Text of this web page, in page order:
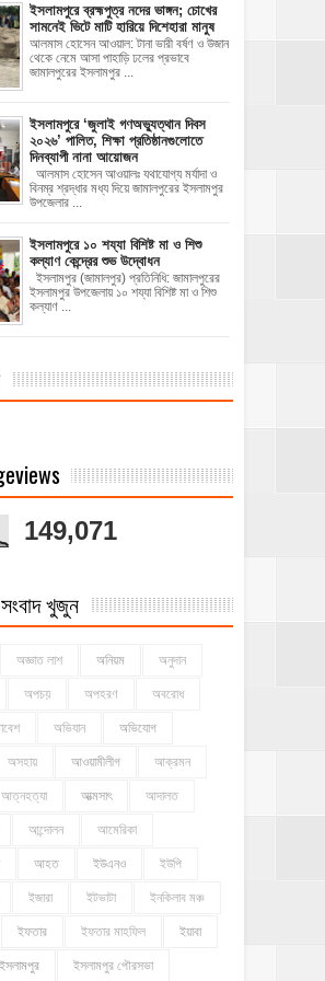
ইসলামপুরে ব্রহ্মপুত্র নদের ভাঙ্গন; চোখের
সামনেই ভিটে মাটি হারিয়ে দিশেহারা মানুষ
আলমাস হোসেন আওয়াল: টানা ভারী বর্ষণ ও উজান
থেকে নেমে আসা পাহাড়ি ঢলের প্রভাবে
জামালপুরের ইসলামপুর ...
‎ইসলামপুরে ‘জুলাই গণঅভ্যুত্থান দিবস
২০২৬’ পালিত, শিক্ষা প্রতিষ্ঠানগুলোতে
দিনব্যাপী নানা আয়োজন
‎​আলমাস হোসেন আওয়ালঃ‎ ‎​যথাযোগ্য মর্যাদা ও
বিনম্র শ্রদ্ধার মধ্য দিয়ে জামালপুরের ইসলামপুর
উপজেলার ...
ইসলামপুরে ১০ শয্যা বিশিষ্ট মা ও শিশু
কল্যাণ কেন্দ্রের শুভ উদ্বোধন
ইসলামপুর (জামালপুর) প্রতিনিধি: জামালপুরের
ইসলামপুর উপজেলায় ১০ শয্যা বিশিষ্ট মা ও শিশু
কল্যাণ ...
149,071
খুজুন
অজ্ঞাত লাশ অনিয়ম অনুদান
অপচয় অপহরণ অবরোধ
অভিযান অভিযোগ
অসহায় আওয়ামীলীগ আক্রমন
আত্নহত্যা আত্মসাৎ আদালত
আন্দোলন আমেরিকা
আহত ইউএনও ইউপি
ইজারা ইটভাটা ইনকিলাব মঞ্চ
ইফতার ইফতার মাহফিল ইয়াবা
ইসলামপুর ইসলামপুর পৌরসভা